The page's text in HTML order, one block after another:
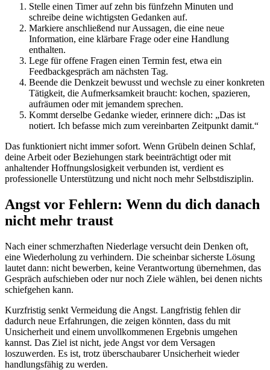
Stelle einen Timer auf zehn bis fünfzehn Minuten und
schreibe deine wichtigsten Gedanken auf.
Markiere anschließend nur Aussagen, die eine neue
Information, eine klärbare Frage oder eine Handlung
enthalten.
Lege für offene Fragen einen Termin fest, etwa ein
Feedbackgespräch am nächsten Tag.
Beende die Denkzeit bewusst und wechsle zu einer konkreten
Tätigkeit, die Aufmerksamkeit braucht: kochen, spazieren,
aufräumen oder mit jemandem sprechen.
Kommt derselbe Gedanke wieder, erinnere dich: „Das ist
notiert. Ich befasse mich zum vereinbarten Zeitpunkt damit.“
Das funktioniert nicht immer sofort. Wenn Grübeln deinen Schlaf,
deine Arbeit oder Beziehungen stark beeinträchtigt oder mit
anhaltender Hoffnungslosigkeit verbunden ist, verdient es
professionelle Unterstützung und nicht noch mehr Selbstdisziplin.
Angst vor Fehlern: Wenn du dich danach
nicht mehr traust
Nach einer schmerzhaften Niederlage versucht dein Denken oft,
eine Wiederholung zu verhindern. Die scheinbar sicherste Lösung
lautet dann: nicht bewerben, keine Verantwortung übernehmen, das
Gespräch aufschieben oder nur noch Ziele wählen, bei denen nichts
schiefgehen kann.
Kurzfristig senkt Vermeidung die Angst. Langfristig fehlen dir
dadurch neue Erfahrungen, die zeigen könnten, dass du mit
Unsicherheit und einem unvollkommenen Ergebnis umgehen
kannst. Das Ziel ist nicht, jede Angst vor dem Versagen
loszuwerden. Es ist, trotz überschaubarer Unsicherheit wieder
handlungsfähig zu werden.